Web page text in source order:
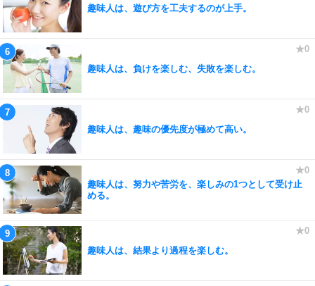
趣味人は、遊び方を工夫するのが上手。
趣味人は、負けを楽しむ、失敗を楽しむ。
趣味人は、趣味の優先度が極めて高い。
趣味人は、努力や苦労を、楽しみの1つとして受け止
める。
趣味人は、結果より過程を楽しむ。